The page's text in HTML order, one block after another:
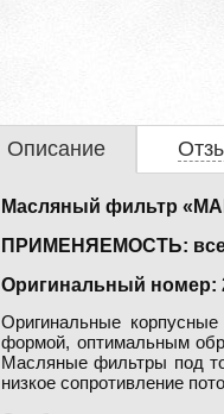
Описание
Масляный фильтр
ПРИМЕНЯЕМОСТЬ: все
Оригинальный номер:
Оригинальные
формой, оптимальным
Масляные фильтры под
низкое сопротивление